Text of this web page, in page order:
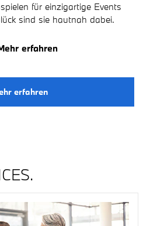
für einzigartige Events
sind sie hautnah dabei.
erfahren
erfahren